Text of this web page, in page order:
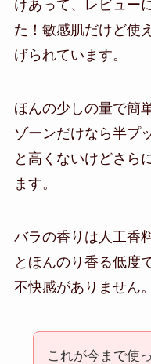
けあって、レビュー
た！敏感肌だけど使
げられています。
ほんの少しの量で簡
ゾーンだけなら半プ
と高くないけどさら
ます。
バラの香りは人工香
とほんのり香る低度
不快感がありません。
これが今まで使